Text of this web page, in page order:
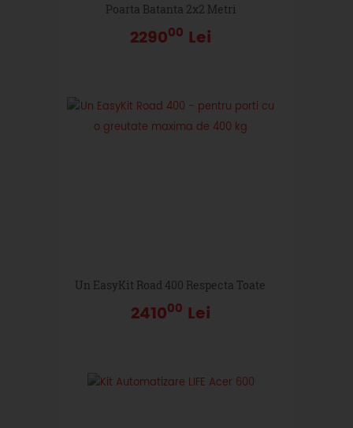
Poarta Batanta 2x2 Metri
229000 Lei
Un EasyKit Road 400 Respecta Toate Standardele
241000 Lei